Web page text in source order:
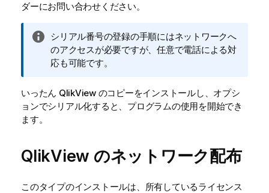
ダーにお問い合わせください。
情
報
メ
シリアル番号の登録の手順にはネットワークへ
のアクセスが必要ですが、任意で電話による対
応も可能です。
いったん QlikView のコピーをインストールし、オプシ
ョンでシリアル化すると、プログラムの使用を開始でき
ます。
QlikView のネットワーク配布
このタイプのインストールは、所有しているライセンス